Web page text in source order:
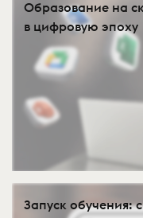
Образование на
в цифровую эпоху
Запуск обучения: